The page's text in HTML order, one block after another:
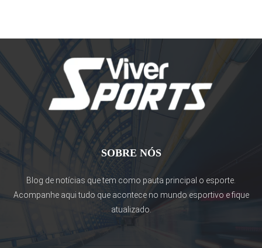
SOBRE NÓS
Blog de notícias que tem como pauta principal o esporte.
Acompanhe aqui tudo que acontece no mundo esportivo e fique
atualizado.